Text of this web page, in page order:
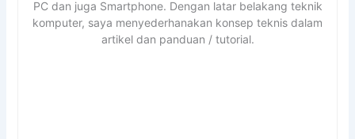
PC dan juga Smartphone. Dengan latar belakang teknik
komputer, saya menyederhanakan konsep teknis dalam
artikel dan panduan / tutorial.